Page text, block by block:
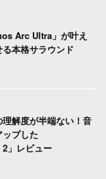
Arc Ultra」が叶え
本格サラウンド
解度が半端ない！音
プした
」レビュー